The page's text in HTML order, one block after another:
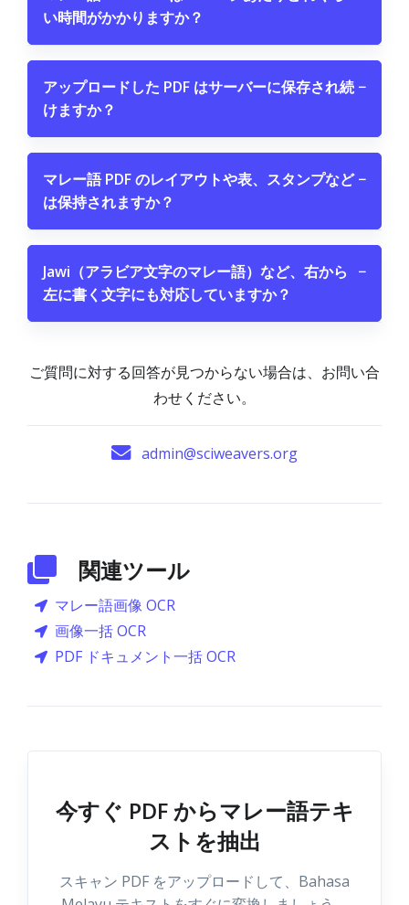
い時間がかかりますか？
アップロードした PDF はサーバーに保存され続
けますか？
−
マレー語 PDF のレイアウトや表、スタンプなど
は保持されますか？
−
Jawi（アラビア文字のマレー語）など、右から
左に書く文字にも対応していますか？
−
ご質問に対する回答が見つからない場合は、お問い合
わせください。
admin@sciweavers.org
関連ツール
マレー語画像 OCR
画像一括 OCR
PDF ドキュメント一括 OCR
今すぐ PDF からマレー語テキ
ストを抽出
スキャン PDF をアップロードして、Bahasa